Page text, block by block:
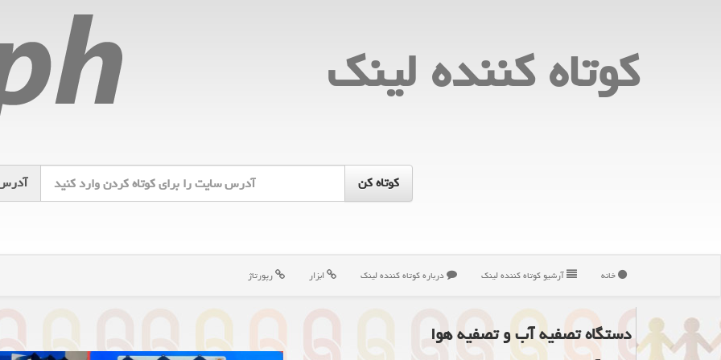
كوتاه كننده لینك
خانه آرشیو كوتاه كننده لینك درباره كوتاه كننده لینك ابزار رپورتاژ
دستگاه تصفیه آب و تصفیه هوا